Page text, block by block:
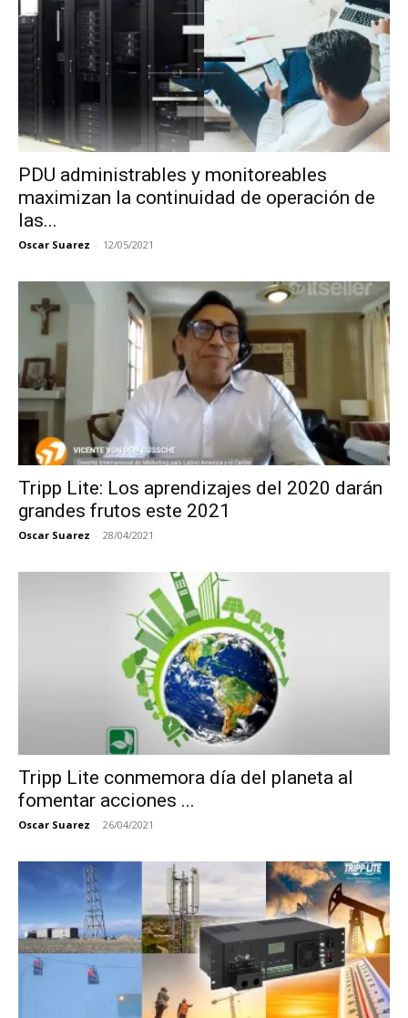
PDU administrables y monitoreables
maximizan la continuidad de operación de
las...
Oscar Suarez - 12/05/2021
Tripp Lite: Los aprendizajes del 2020 darán
grandes frutos este 2021
Oscar Suarez - 28/04/2021
Tripp Lite conmemora día del planeta al
fomentar acciones ...
Oscar Suarez - 26/04/2021